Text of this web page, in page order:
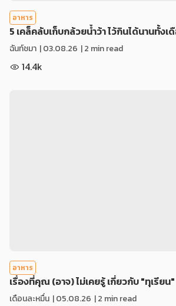
อาหาร
5 เคล็คลับเก็บกล้วยน้ำว้า ไว้กินได้นานทั้งเ
ฉันท์ชมา |03.08.26 | 2 min read
14.4k
อาหาร
เรื่องที่คุณ (อาจ) ไม่เคยรู้ เกี่ยวกับ "ทุเรียน"
เดือนละหมื่น |05.08.26 | 2 min read